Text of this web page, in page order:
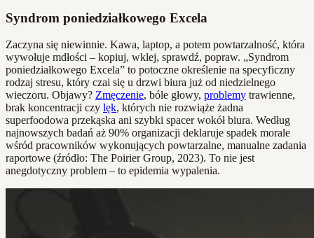
Syndrom poniedziałkowego Excela
Zaczyna się niewinnie. Kawa, laptop, a potem powtarzalność, która
wywołuje mdłości – kopiuj, wklej, sprawdź, popraw. „Syndrom
poniedziałkowego Excela” to potoczne określenie na specyficzny
rodzaj stresu, który czai się u drzwi biura już od niedzielnego
wieczoru. Objawy? Zmęczenie, bóle głowy, problemy trawienne,
brak koncentracji czy lęk, których nie rozwiąże żadna
superfoodowa przekąska ani szybki spacer wokół biura. Według
najnowszych badań aż 90% organizacji deklaruje spadek morale
wśród pracowników wykonujących powtarzalne, manualne zadania
raportowe (źródło: The Poirier Group, 2023). To nie jest
anegdotyczny problem – to epidemia wypalenia.